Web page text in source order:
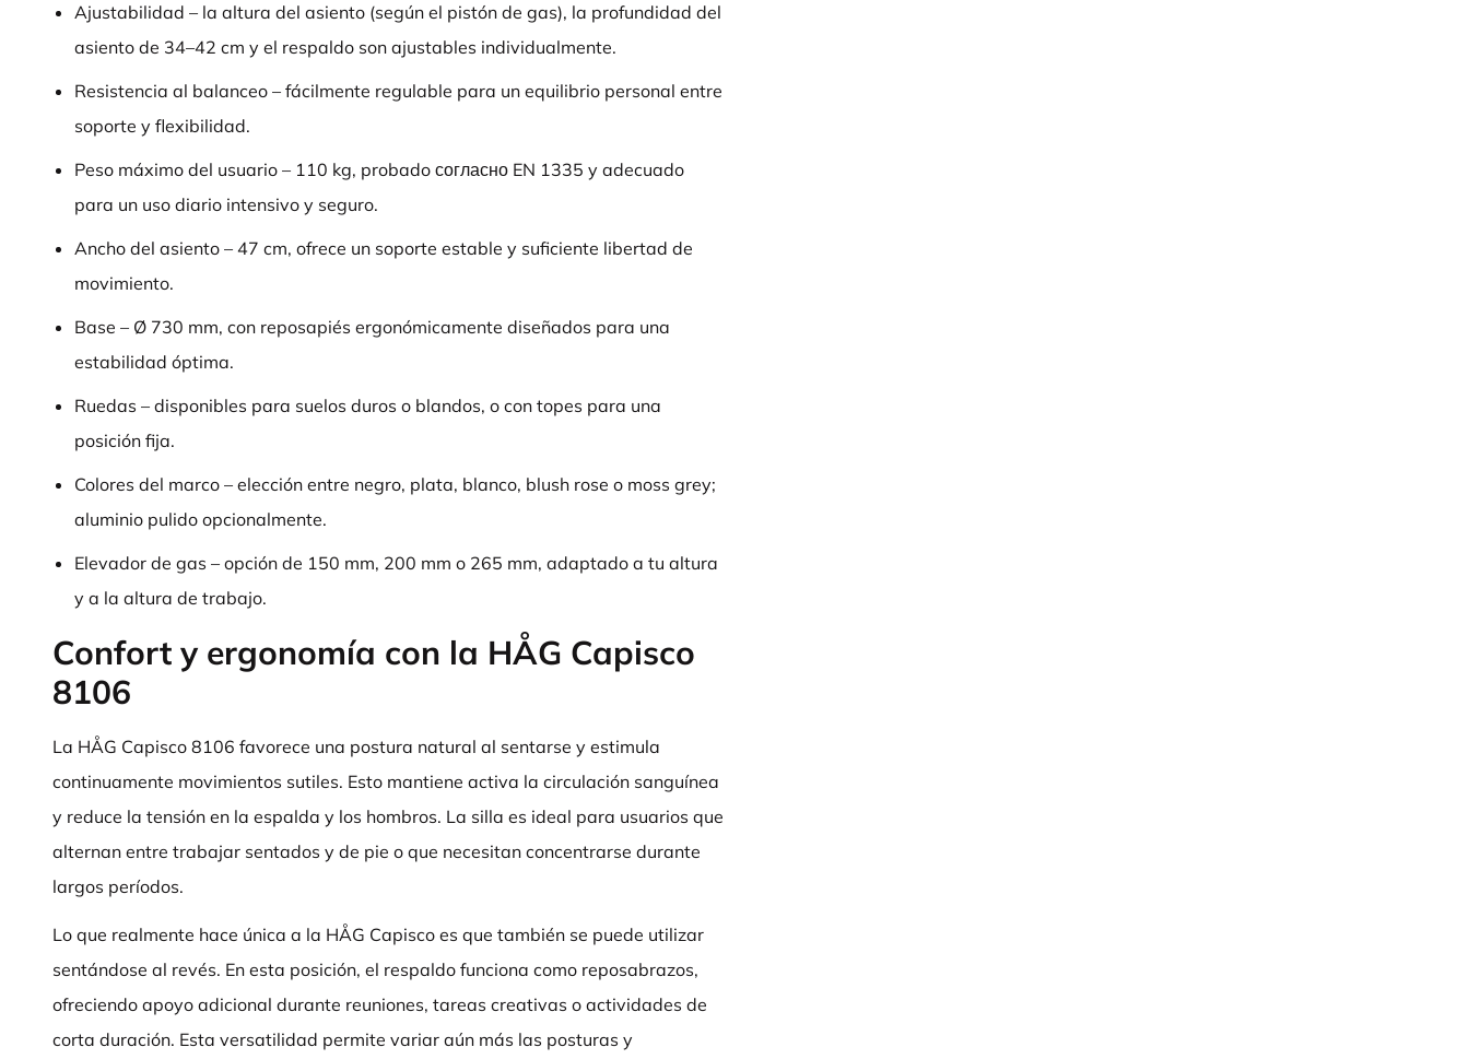
Ajustabilidad – la altura del asiento (según el pistón de gas), la profundidad del
asiento de 34–42 cm y el respaldo son ajustables individualmente.
Resistencia al balanceo – fácilmente regulable para un equilibrio personal entre
soporte y flexibilidad.
Peso máximo del usuario – 110 kg, probado согласно EN 1335 y adecuado
para un uso diario intensivo y seguro.
Ancho del asiento – 47 cm, ofrece un soporte estable y suficiente libertad de
movimiento.
Base – Ø 730 mm, con reposapiés ergonómicamente diseñados para una
estabilidad óptima.
Ruedas – disponibles para suelos duros o blandos, o con topes para una
posición fija.
Colores del marco – elección entre negro, plata, blanco, blush rose o moss grey;
aluminio pulido opcionalmente.
Elevador de gas – opción de 150 mm, 200 mm o 265 mm, adaptado a tu altura
y a la altura de trabajo.
Confort y ergonomía con la HÅG Capisco
8106
La HÅG Capisco 8106 favorece una postura natural al sentarse y estimula
continuamente movimientos sutiles. Esto mantiene activa la circulación sanguínea
y reduce la tensión en la espalda y los hombros. La silla es ideal para usuarios que
alternan entre trabajar sentados y de pie o que necesitan concentrarse durante
largos períodos.
Lo que realmente hace única a la HÅG Capisco es que también se puede utilizar
sentándose al revés. En esta posición, el respaldo funciona como reposabrazos,
ofreciendo apoyo adicional durante reuniones, tareas creativas o actividades de
corta duración. Esta versatilidad permite variar aún más las posturas y